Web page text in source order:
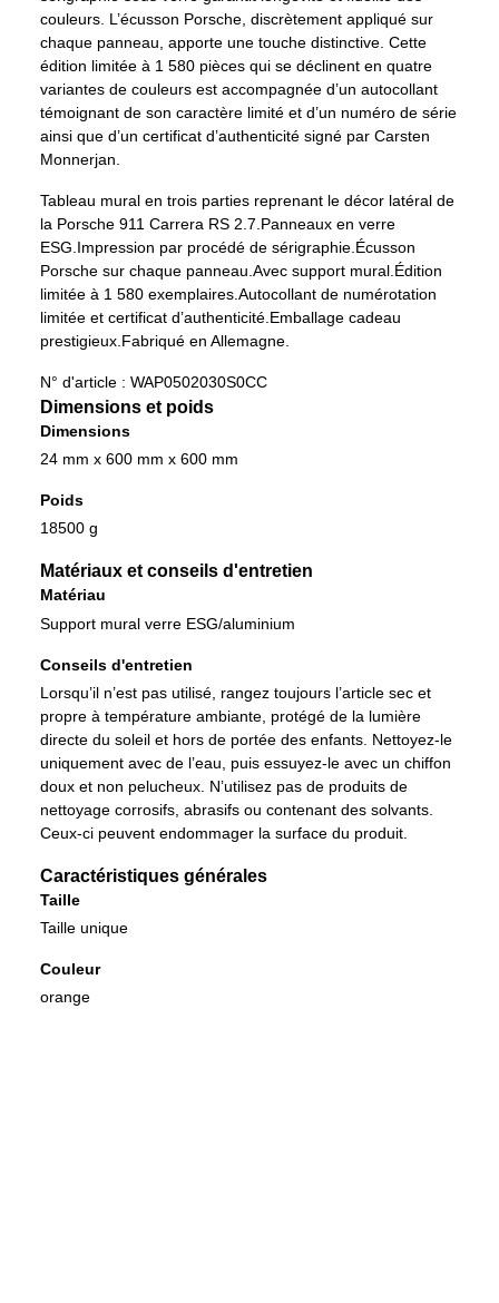
couleurs. L’écusson Porsche, discrètement appliqué sur
chaque panneau, apporte une touche distinctive. Cette
édition limitée à 1 580 pièces qui se déclinent en quatre
variantes de couleurs est accompagnée d’un autocollant
témoignant de son caractère limité et d’un numéro de série
ainsi que d’un certificat d’authenticité signé par Carsten
Monnerjan.
Tableau mural en trois parties reprenant le décor latéral de
la Porsche 911 Carrera RS 2.7.Panneaux en verre
ESG.Impression par procédé de sérigraphie.Écusson
Porsche sur chaque panneau.Avec support mural.Édition
limitée à 1 580 exemplaires.Autocollant de numérotation
limitée et certificat d’authenticité.Emballage cadeau
prestigieux.Fabriqué en Allemagne.
N° d'article : WAP0502030S0CC
Dimensions et poids
Dimensions
24 mm x 600 mm x 600 mm
Poids
18500 g
Matériaux et conseils d'entretien
Matériau
Support mural verre ESG/aluminium
Conseils d'entretien
Lorsqu’il n’est pas utilisé, rangez toujours l’article sec et
propre à température ambiante, protégé de la lumière
directe du soleil et hors de portée des enfants. Nettoyez-le
uniquement avec de l’eau, puis essuyez-le avec un chiffon
doux et non pelucheux. N’utilisez pas de produits de
nettoyage corrosifs, abrasifs ou contenant des solvants.
Ceux-ci peuvent endommager la surface du produit.
Caractéristiques générales
Taille
Taille unique
Couleur
orange